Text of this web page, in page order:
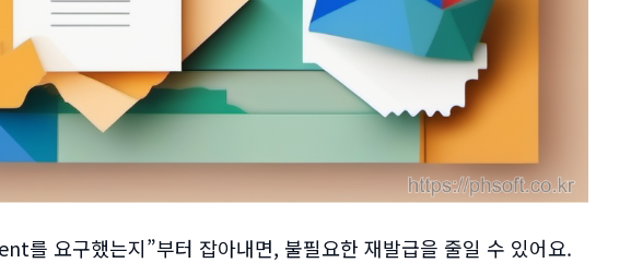
를 요구했는지”부터 잡아내면, 불필요한 재발급을 줄일 수 있어요.